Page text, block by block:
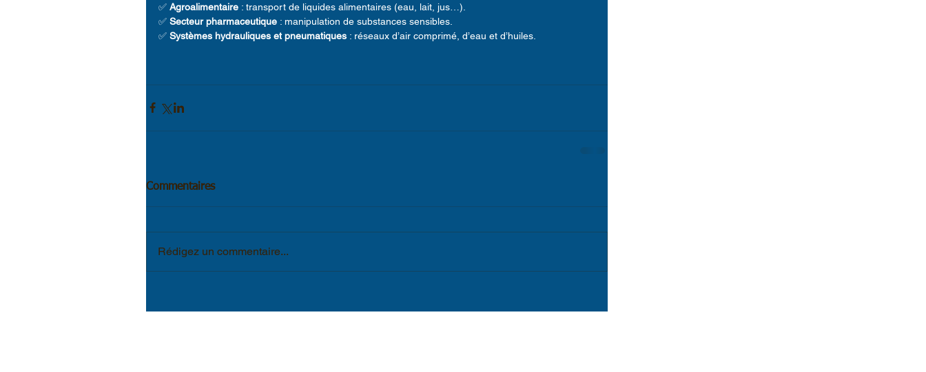
✅ Agroalimentaire : transport de liquides alimentaires (eau, lait, jus…).
✅ Secteur pharmaceutique : manipulation de substances sensibles.
✅ Systèmes hydrauliques et pneumatiques : réseaux d’air comprimé, d’eau et d’huiles.
Commentaires
Rédigez un commentaire...